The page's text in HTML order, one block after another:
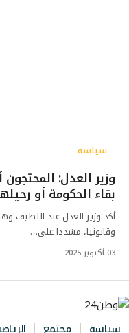
سياسة
وزير العدل:
بقاء الحكومة أو
أكد وزير العدل عبد اللطيف
وقانونيا، مشددا على…
03 أكتوبر 2025
سياسة مجتمع